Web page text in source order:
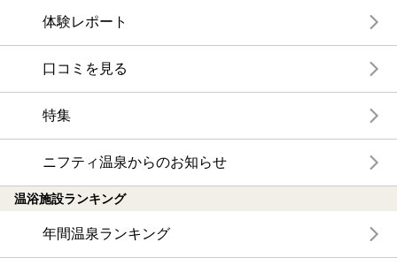
体験レポート
口コミを見る
特集
ニフティ温泉からのお知らせ
温浴施設ランキング
年間温泉ランキング